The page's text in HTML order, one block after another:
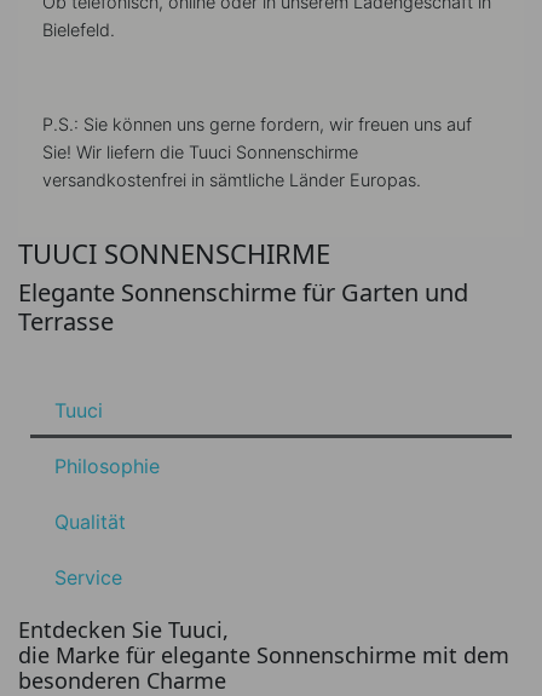
Bielefeld.
P.S.: Sie können uns gerne fordern, wir freuen uns auf
Sie! Wir liefern die Tuuci Sonnenschirme
versandkostenfrei in sämtliche Länder Europas.
TUUCI SONNENSCHIRME
Elegante Sonnenschirme für Garten und
Terrasse
Tuuci
Philosophie
Qualität
Service
Entdecken Sie Tuuci,
die Marke für elegante Sonnenschirme mit dem
besonderen Charme